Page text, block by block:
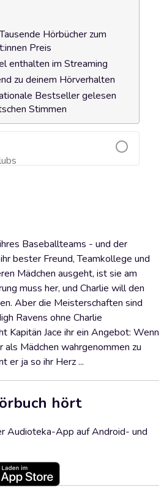
Hörbücher zum
Preis
enthalten im Streaming
zu deinem Hörverhalten
Bestseller gelesen
Stimmen
hinzufügen
Baseballteams - und der
bester Freund, Teamkollege und
Mädchen ausgeht, ist sie am
muss her, und Charlie will den
Aber die Meisterschaften sind
Ravens ohne Charlie
Kapitän Jace ihr ein Angebot: Wenn
als Mädchen wahrgenommen zu
er ja so ihr Herz ...
hört
Audioteka-App auf Android- und